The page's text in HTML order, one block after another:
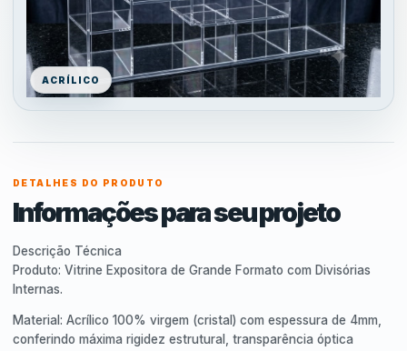
ACRÍLICO
DETALHES DO PRODUTO
Informações para seu projeto
Descrição Técnica
Produto: Vitrine Expositora de Grande Formato com Divisórias
Internas.
Material: Acrílico 100% virgem (cristal) com espessura de 4mm,
conferindo máxima rigidez estrutural, transparência óptica